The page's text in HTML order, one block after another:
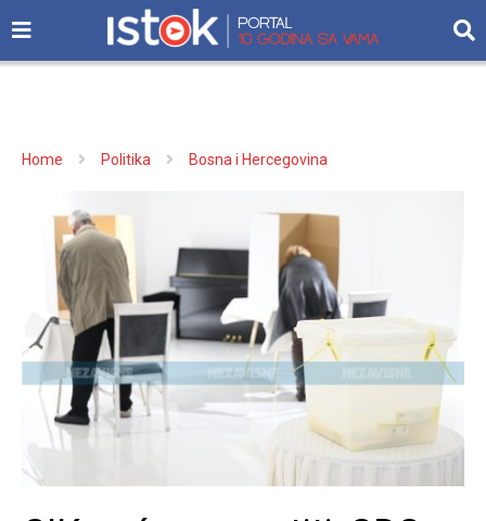
Home Politika Bosna i Hercegovina